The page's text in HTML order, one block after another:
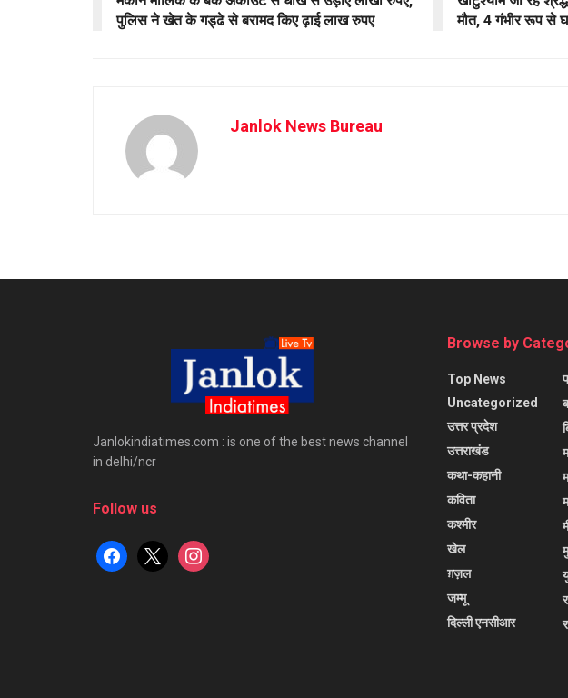
पुलिस ने खेत के गड्ढे से बरामद किए ढ़ाई लाख रुपए
मौत, 4 गंभीर रूप से
Janlok News Bureau
Janlokindiatimes.com : is one of the best news channel
in delhi/ncr
Follow us
facebook
x instagram
Browse by
Top News
Uncategorized
उत्तर प्रदेश
उत्तराखंड
कथा-कहानी
कविता
कश्मीर
खेल
ग़ज़ल
जम्मू
दिल्ली एनसीआर